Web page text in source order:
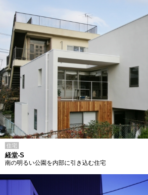
住宅
経堂-S
南の明るい公園を内部に引き込む住宅